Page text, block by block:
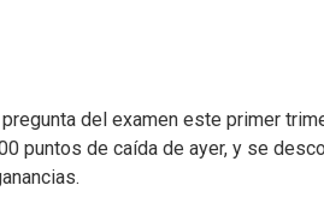
del examen este primer
puntos de caída de ayer, y se